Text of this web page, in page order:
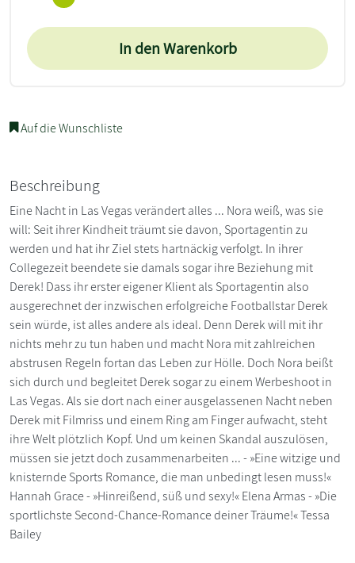
In den Warenkorb
Auf die Wunschliste
Beschreibung
Eine Nacht in Las Vegas verändert alles ... Nora weiß, was sie
will: Seit ihrer Kindheit träumt sie davon, Sportagentin zu
werden und hat ihr Ziel stets hartnäckig verfolgt. In ihrer
Collegezeit beendete sie damals sogar ihre Beziehung mit
Derek! Dass ihr erster eigener Klient als Sportagentin also
ausgerechnet der inzwischen erfolgreiche Footballstar Derek
sein würde, ist alles andere als ideal. Denn Derek will mit ihr
nichts mehr zu tun haben und macht Nora mit zahlreichen
abstrusen Regeln fortan das Leben zur Hölle. Doch Nora beißt
sich durch und begleitet Derek sogar zu einem Werbeshoot in
Las Vegas. Als sie dort nach einer ausgelassenen Nacht neben
Derek mit Filmriss und einem Ring am Finger aufwacht, steht
ihre Welt plötzlich Kopf. Und um keinen Skandal auszulösen,
müssen sie jetzt doch zusammenarbeiten ... - »Eine witzige und
knisternde Sports Romance, die man unbedingt lesen muss!«
Hannah Grace - »Hinreißend, süß und sexy!« Elena Armas - »Die
sportlichste Second-Chance-Romance deiner Träume!« Tessa
Bailey